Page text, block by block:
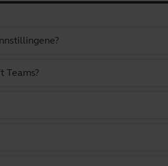
Teams?